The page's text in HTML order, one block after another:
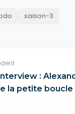
saison-3
:
la petite boucle